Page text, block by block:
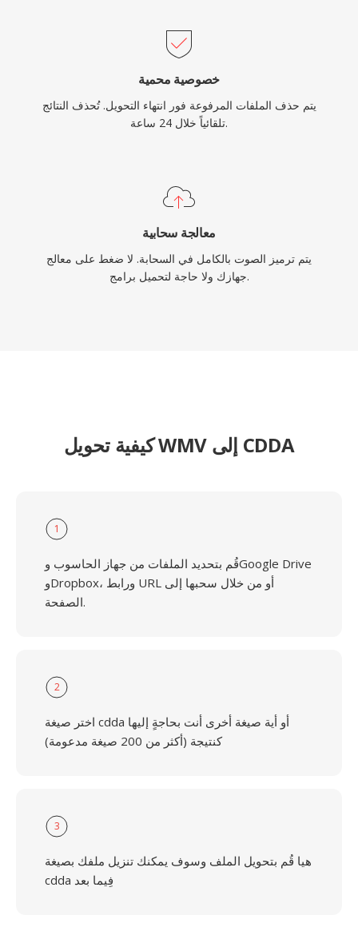
خصوصية محمية
يتم حذف الملفات المرفوعة فور انتهاء التحويل. تُحذف النتائج
تلقائياً خلال 24 ساعة.
معالجة سحابية
يتم ترميز الصوت بالكامل في السحابة. لا ضغط على معالج
جهازك ولا حاجة لتحميل برامج.
كيفية تحويل WMV إلى CDDA
1
قُم بتحديد الملفات من جهاز الحاسوب وGoogle Drive
وDropbox، ورابط URL أو من خلال سحبها إلى
الصفحة.
2
اختر صيغة cdda أو أية صيغة أخرى أنت بحاجةٍ إليها
كنتيجة (أكثر من 200 صيغة مدعومة)
3
هيا قُم بتحويل الملف وسوف يمكنك تنزيل ملفك بصيغة
cdda فِيما بعد